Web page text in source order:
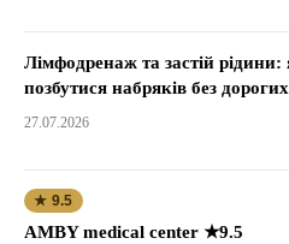
Лімфодренаж та застій рідини:
позбутися набряків без
27.07.2026
★ 9.5
AMBY medical center ★9.5